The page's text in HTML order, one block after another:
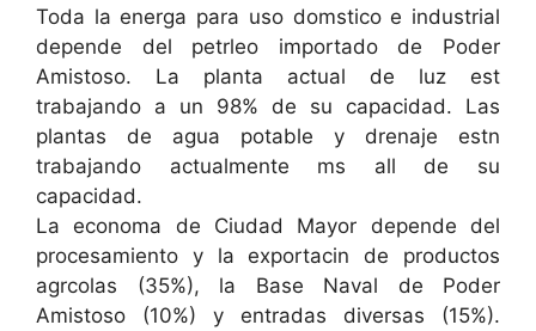
Toda la energa para uso domstico e industrial
depende del petrleo importado de Poder
Amistoso. La planta actual de luz est
trabajando a un 98% de su capacidad. Las
plantas de agua potable y drenaje estn
trabajando actualmente ms all de su
capacidad.
La economa de Ciudad Mayor depende del
procesamiento y la exportacin de productos
agrcolas (35%), la Base Naval de Poder
Amistoso (10%) y entradas diversas (15%).